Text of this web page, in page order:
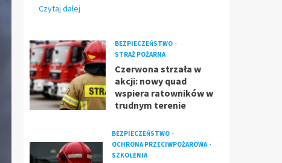
Czytaj dalej
BEZPIECZEŃSTWO
STRAŻ POŻARNA
Czerwona strzała w
akcji: nowy quad
wspiera ratowników w
trudnym terenie
BEZPIECZEŃSTWO
OCHRONA PRZECIWPOŻAROWA
SZKOLENIA